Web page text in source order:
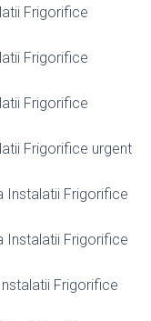
Frigorifice
Frigorifice
Frigorifice
Frigorifice urgent
Instalatii Frigorifice
Instalatii Frigorifice
Frigorifice